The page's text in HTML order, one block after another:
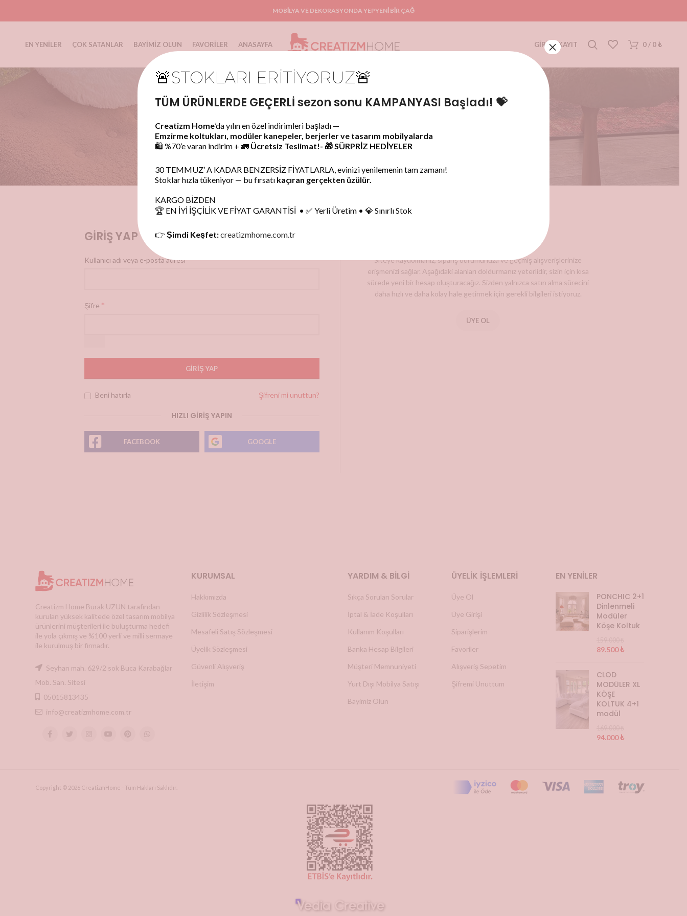
MOBİLYA VE DEKORASYONDA YEPYENİ BİR ÇAĞ
EN YENILER ÇOK SATANLAR BAYIMIZ OLUN FAVORILER ANASAYFA GIRIŞ / KAYIT 0 / 0 ₺
Hesabım
ANASAYFA HESABIM
GIRIŞ YAP
Kullanıcı adı veya e-posta adresi*
Şifre *
GIRIŞ YAP
Şifreni mi unuttun?
Beni hatırla
HIZLI GIRIŞ YAPIN
FACEBOOK GOOGLE
Siteye kaydolmanız, sipariş durumunuza ve geçmiş alışverişlerinize
erişmenizi sağlar. Aşağıdaki alanları doldurmanız yeterlidir, sizin için kısa
sürede yeni bir hesap oluşturacağız. Sizden yalnızca satın alma sürecini
daha hızlı ve daha kolay hale getirmek için gerekli bilgileri istiyoruz.
ÜYE OL
Creatizm Home Burak UZUN tarafından
kurulan yüksek kalitede özel tasarım mobilya
ürünlerini müşterileri ile buluşturma hedefi
ile yola çıkmış ve %100 yerli ve milli sermaye
ile kurulmuş bir firmadır.
Seyhan mah. 629/2 sok Buca Karabağlar
Mob. San. Sitesi
05015813435
info@creatizmhome.com.tr
KURUMSAL
Hakkımızda
Gizlilik Sözleşmesi
Mesafeli Satış Sözleşmesi
Üyelik Sözleşmesi
Güvenli Alışveriş
İletişim
YARDIM & BILGI
Sıkça Sorulan Sorular
İptal & İade Koşulları
Kullanım Koşulları
Banka Hesap Bilgileri
Müşteri Memnuniyeti
Yurt Dışı Mobilya Satışı
Bayimiz Olun
ÜYELIK İŞLEMLERI
Üye Ol
Üye Girişi
Siparişlerim
Favoriler
Alışveriş Sepetim
Şifremi Unuttum
EN YENILER
PONCHIC 2+1
Dinlenmeli
Modüler
Köşe Koltuk
89.500₺
CLOD
MODÜLER XL
KÖŞE
KOLTUK 4+1
modül
94.000₺
Copyright © 2026 CreatizmHome - Tüm Hakları Saklıdır.
🚨STOKLARI ERİTİYORUZ🚨
TÜM ÜRÜNLERDE GEÇERLİ sezon sonu KAMPANYASI Başladı! 💝
Creatizm Home’da yılın en özel indirimleri başladı —
Emzirme koltukları, modüler kanepeler, berjerler ve tasarım mobilyalarda
🛍️ %70’e varan indirim + 🚛 Ücretsiz Teslimat!- 🎁 SÜRPRİZ HEDİYELER
30 TEMMUZ’ A KADAR BENZERSİZ FİYATLARLA, evinizi yenilemenin tam zamanı!
Stoklar hızla tükeniyor — bu fırsatı kaçıran gerçekten üzülür.
KARGO BİZDEN
🏆 EN İYİ İŞÇİLİK VE FİYAT GARANTİSİ • ✅ Yerli Üretim • 💎 Sınırlı Stok
👉 Şimdi Keşfet:creatizmhome.com.tr
×